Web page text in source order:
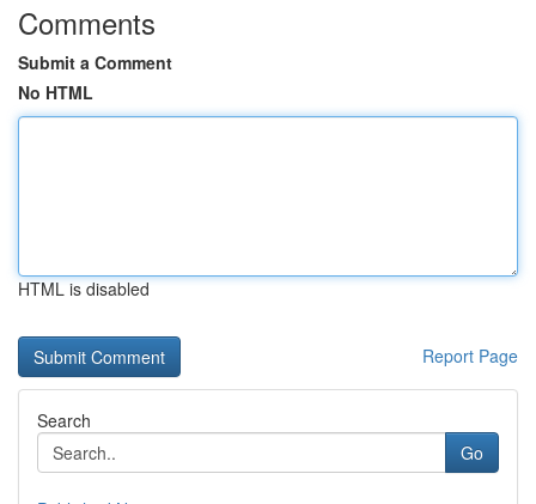
Comments
Submit a Comment
No HTML
HTML is disabled
Report Page
Search
Go